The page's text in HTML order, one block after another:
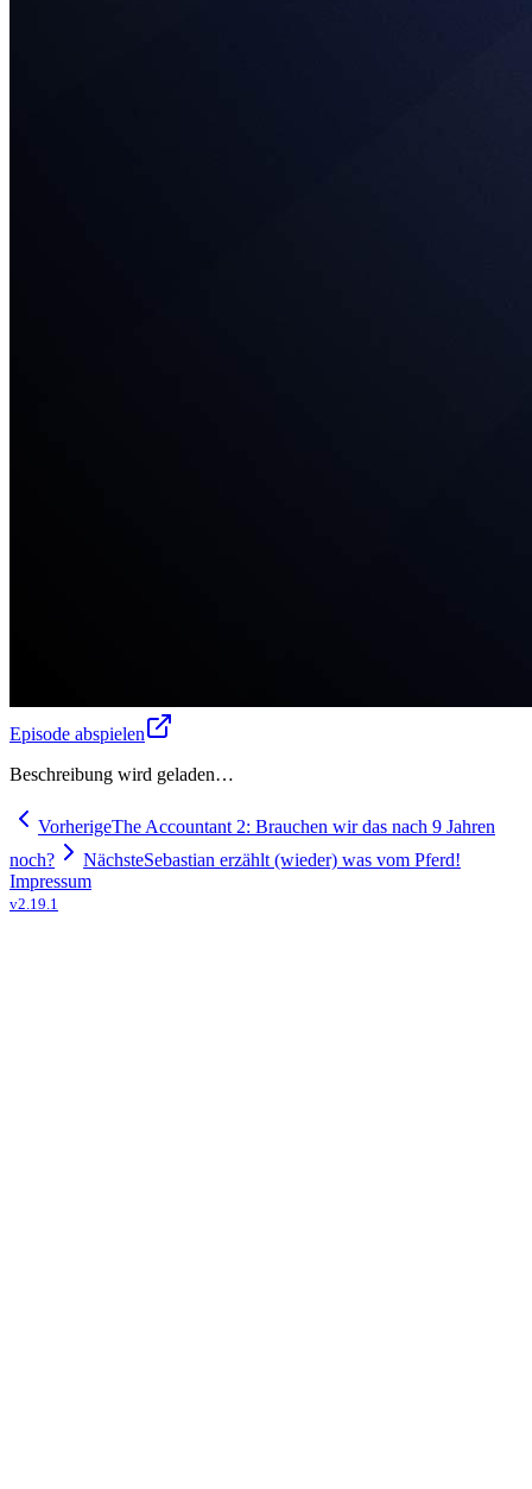
Episode abspielen
Beschreibung wird geladen…
VorherigeThe Accountant 2: Brauchen wir das nach 9 Jahren
noch?
NächsteSebastian erzählt (wieder) was vom Pferd!
Impressum
v2.19.1